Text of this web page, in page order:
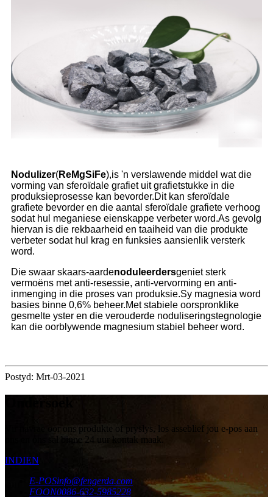
Nodulizer(ReMgSiFe),is 'n verslawende middel wat die
vorming van sferoïdale grafiet uit grafietstukke in die
produksieprosesse kan bevorder.Dit kan sferoïdale
grafiete bevorder en die aantal sferoïdale grafiete verhoog
sodat hul meganiese eienskappe verbeter word.As gevolg
hiervan is die rekbaarheid en taaiheid van die produkte
verbeter sodat hul krag en funksies aansienlik versterk
word.
Die swaar skaars-aardenoduleerdersgeniet sterk
vermoëns met anti-resessie, anti-vervorming en anti-
inmenging in die proses van produksie.Sy magnesia word
basies binne 0,6% beheer.Met stabiele oorspronklike
gesmelte yster en die verouderde noduliseringstegnologie
kan die oorblywende magnesium stabiel beheer word.
Postyd: Mrt-03-2021
Vir navrae oor ons produkte of pryslys, los asseblief jou e-pos aan
ons en ons sal binne 24 uur kontak maak.
INDIEN
E-POSinfo@fengerda.com
FOON0086-632-5985228